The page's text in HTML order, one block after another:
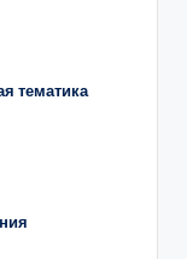
тематика